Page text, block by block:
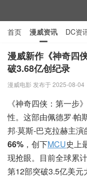
首页 漫威资讯 DC资
电视剧资源 漫威图片
漫威新作《神奇四
破3.68亿创纪录
漫威电影 发布于 2025-08-04
《神奇四侠：第一步
性。这部由佩德罗·帕
邦·莫斯-巴克拉赫主
66% ，创下MCU史上
现抢眼。目前全球累
第12部突破3.5亿美元